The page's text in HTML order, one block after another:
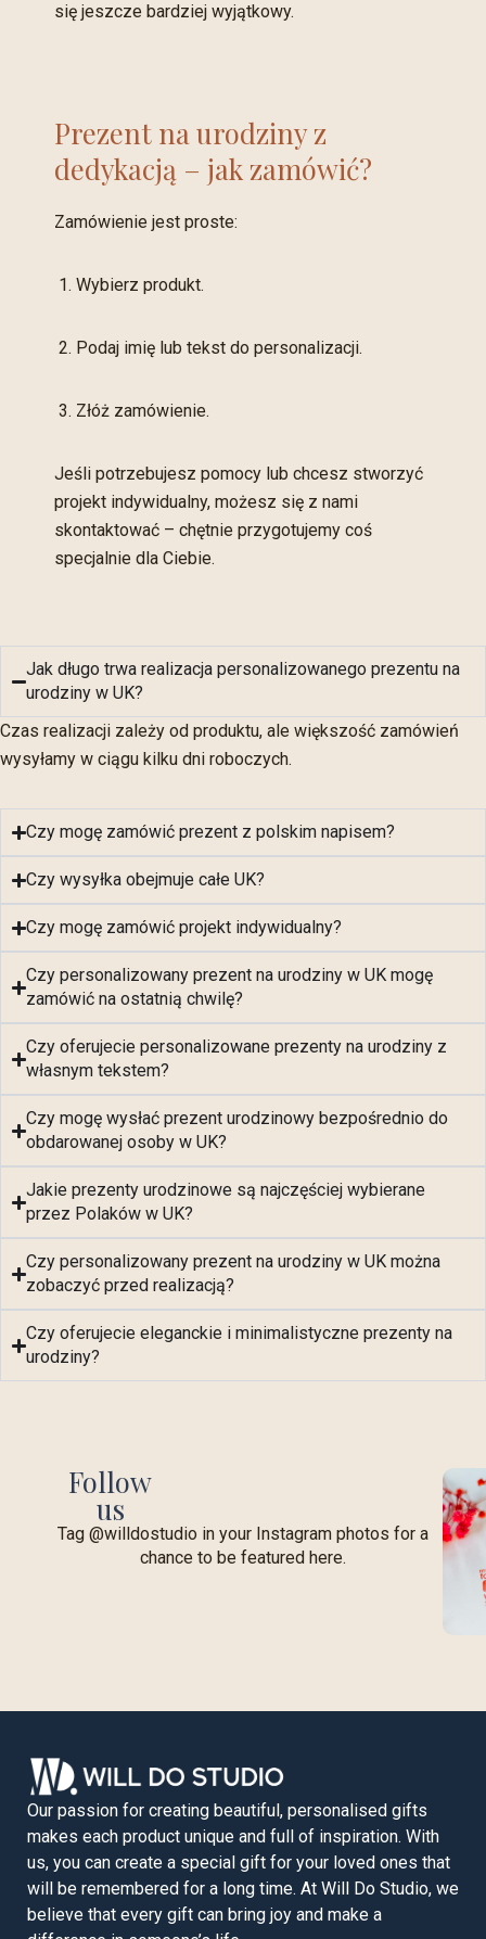
się jeszcze bardziej wyjątkowy.
Prezent na urodziny z
dedykacją – jak zamówić?
Zamówienie jest proste:
Wybierz produkt.
Podaj imię lub tekst do personalizacji.
Złóż zamówienie.
Jeśli potrzebujesz pomocy lub chcesz stworzyć
projekt indywidualny, możesz się z nami
skontaktować – chętnie przygotujemy coś
specjalnie dla Ciebie.
Jak długo trwa realizacja personalizowanego prezentu na
urodziny w UK?
Czas realizacji zależy od produktu, ale większość zamówień
wysyłamy w ciągu kilku dni roboczych.
Czy mogę zamówić prezent z polskim napisem?
Czy wysyłka obejmuje całe UK?
Czy mogę zamówić projekt indywidualny?
Czy personalizowany prezent na urodziny w UK mogę
zamówić na ostatnią chwilę?
Czy oferujecie personalizowane prezenty na urodziny z
własnym tekstem?
Czy mogę wysłać prezent urodzinowy bezpośrednio do
obdarowanej osoby w UK?
Jakie prezenty urodzinowe są najczęściej wybierane
przez Polaków w UK?
Czy personalizowany prezent na urodziny w UK można
zobaczyć przed realizacją?
Czy oferujecie eleganckie i minimalistyczne prezenty na
urodziny?
Follow
us
Tag @willdostudio in your Instagram photos for a
chance to be featured here.
Our passion for creating beautiful, personalised gifts
makes each product unique and full of inspiration. With
us, you can create a special gift for your loved ones that
will be remembered for a long time. At Will Do Studio, we
believe that every gift can bring joy and make a